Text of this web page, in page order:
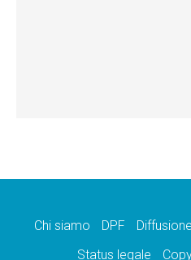
Chi siamo DPF Diffusione
Status legale